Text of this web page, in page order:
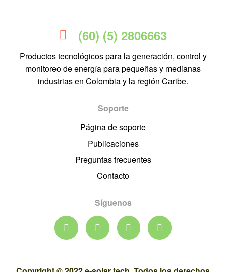
(60) (5) 2806663
Productos tecnológicos para la generación, control y
monitoreo de energía para pequeñas y medianas
industrias en Colombia y la región Caribe.
Soporte
Página de soporte
Publicaciones
Preguntas frecuentes
Contacto
Síguenos